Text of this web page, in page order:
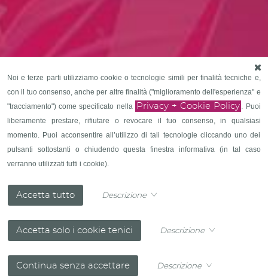
Noi e terze parti utilizziamo cookie o tecnologie simili per finalità tecniche e,
con il tuo consenso, anche per altre finalità ("miglioramento dell'esperienza" e
"tracciamento") come specificato nella Privacy + Cookie Policy . Puoi
liberamente prestare, rifiutare o revocare il tuo consenso, in qualsiasi
momento. Puoi acconsentire all’utilizzo di tali tecnologie cliccando uno dei
pulsanti sottostanti o chiudendo questa finestra informativa (in tal caso
verranno utilizzati tutti i cookie).
Descrizione
Descrizione
Descrizione